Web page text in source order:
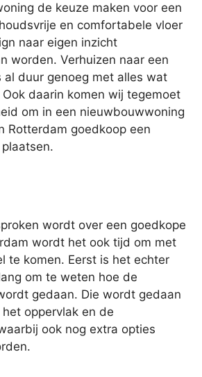
de keuze maken voor een
en comfortabele vloer
naar eigen inzicht
worden. Verhuizen naar een
al duur genoeg met alles wat
daarin komen wij tegemoet
om in een nieuwbouwwoning
Rotterdam goedkoop een
wordt over een goedkope
wordt het ook tijd om met
te komen. Eerst is het echter
om te weten hoe de
gedaan. Die wordt gedaan
oppervlak en de
ook nog extra opties